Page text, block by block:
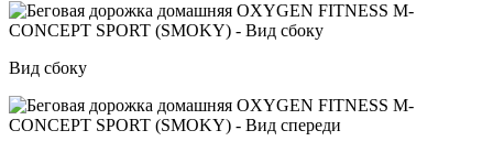
Вид сбоку